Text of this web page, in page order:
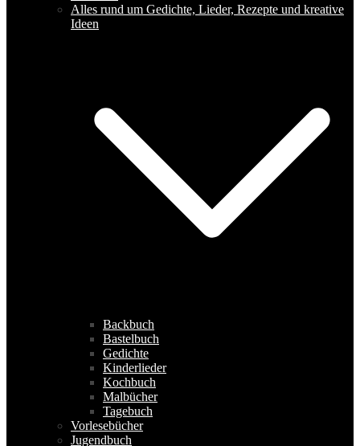
Alles rund um Gedichte, Lieder, Rezepte und kreative
Ideen
Backbuch
Bastelbuch
Gedichte
Kinderlieder
Kochbuch
Malbücher
Tagebuch
Vorlesebücher
Jugendbuch